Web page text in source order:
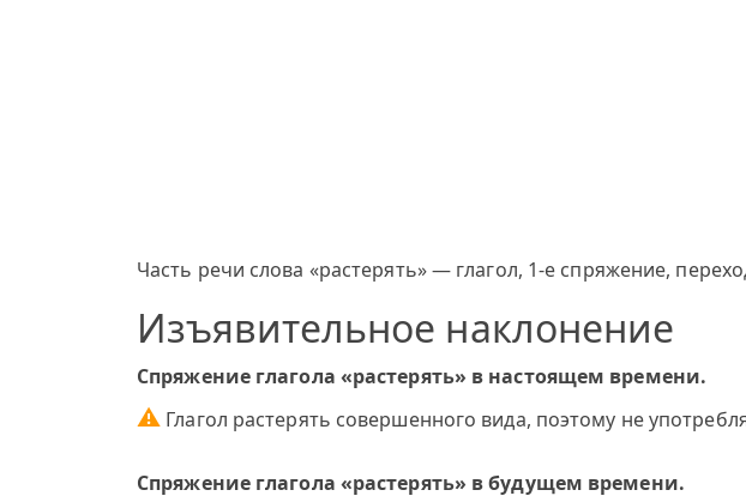
Часть речи слова «растерять» — глагол, 1-е спряжение,
Изъявительное наклонение
Спряжение глагола «растерять» в настоящем времени.
⚠ Глагол растерять совершенного вида, поэтому не
Спряжение глагола «растерять» в будущем времени.